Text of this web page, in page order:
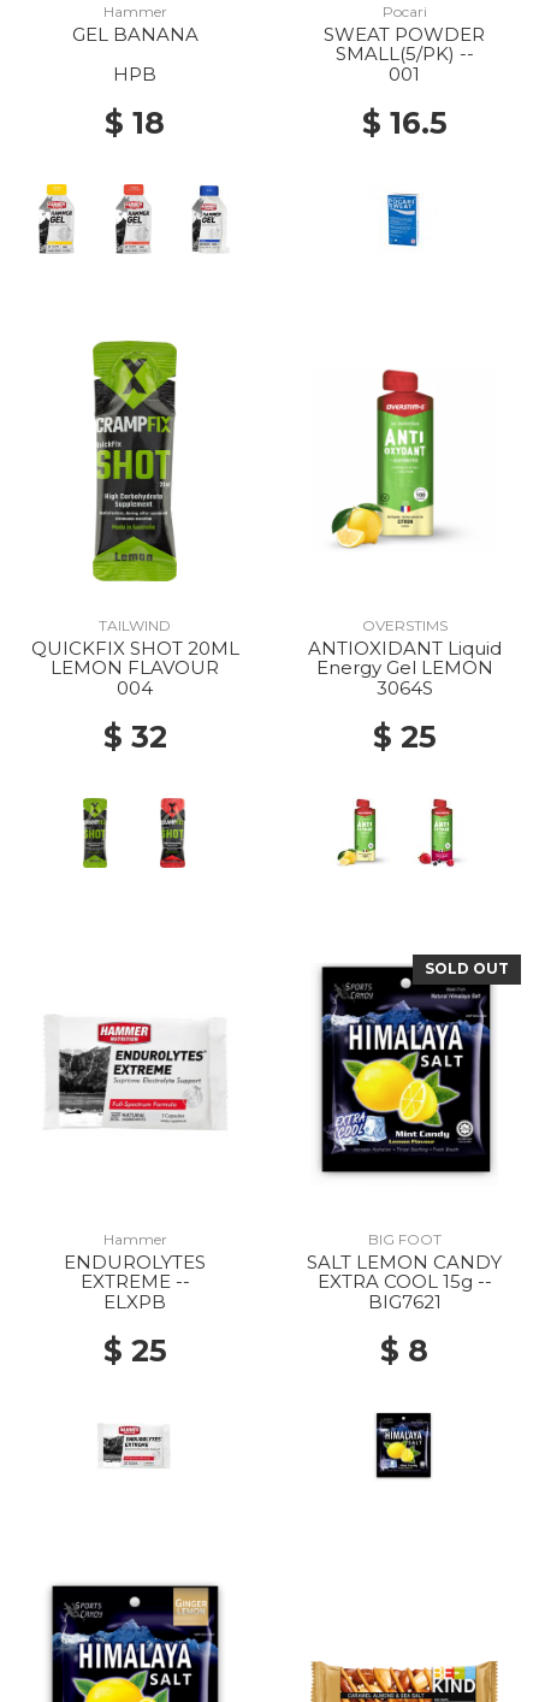
Hammer
GEL BANANA
HPB
$ 18
Pocari
SWEAT POWDER
SMALL(5/PK) --
001
$ 16.5
TAILWIND
QUICKFIX SHOT 20ML
LEMON FLAVOUR
004
$ 32
OVERSTIMS
ANTIOXIDANT Liquid
Energy Gel LEMON
3064S
$ 25
Hammer
ENDUROLYTES
EXTREME --
ELXPB
$ 25
SOLD OUT
BIG FOOT
SALT LEMON CANDY
EXTRA COOL 15g --
BIG7621
$ 8